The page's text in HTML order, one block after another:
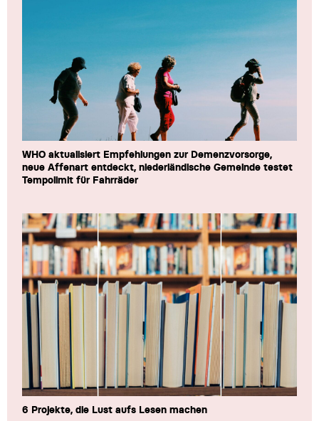
WHO aktualisiert Empfehlungen zur Demenzvorsorge,
neue Affenart entdeckt, niederländische Gemeinde testet
Tempolimit für Fahrräder
6 Projekte, die Lust aufs Lesen machen